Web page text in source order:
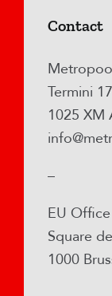
Contact
Termini
1025 XM
–
EU Office
Square
1000